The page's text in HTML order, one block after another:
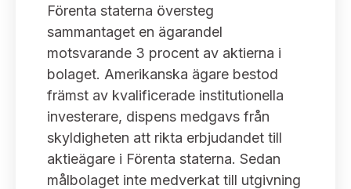
Informationsgivning
Arbetssätt och jävsfrågor
Stadgar
Arbetsordning
Ledamöter
Framställningar och konsultation
Uttalanden sorterade efter publiceringsdatum
Samtliga uttalanden sorterade årsvis
Uttalanden sorterade ämnesvis
Sök uttalanden
Takeover-regler för reglerade marknader och vissa
handelsplattformar
AKTUELLT
Nyheter och pressmeddelanden
Prenumerera
Bildarkiv
KONTAKT
Kontakt angående ansökningar och uttalanden
Kontakt administrativa ärenden
Förenta staterna översteg
sammantaget en ägarandel
motsvarande 3 procent av aktierna i
bolaget. Amerikanska ägare bestod
främst av kvalificerade institutionella
investerare, dispens medgavs från
skyldigheten att rikta erbjudandet till
aktieägare i Förenta staterna. Sedan
målbolaget inte medverkat till utgivning